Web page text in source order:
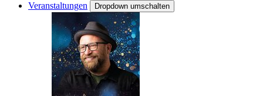
Veranstaltungen
Dropdown umschalten